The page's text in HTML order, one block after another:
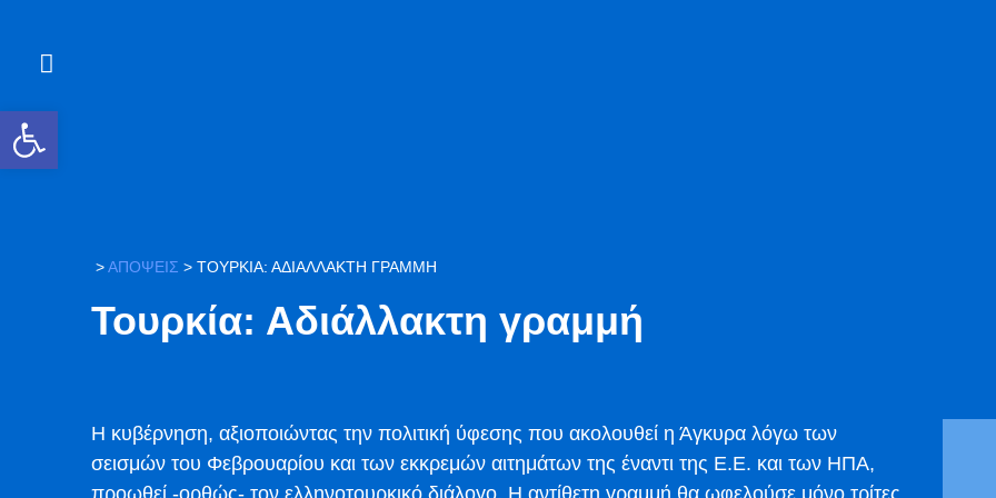
Ανοίξτε τη γραμμή εργαλείων
>ΑΠΟΨΕΙΣ > ΤΟΥΡΚΊΑ: ΑΔΙΆΛΛΑΚΤΗ ΓΡΑΜΜΉ
Τουρκία: Αδιάλλακτη γραμμή
Η κυβέρνηση, αξιοποιώντας την πολιτική ύφεσης που ακολουθεί η Άγκυρα λόγω των
σεισμών του Φεβρουαρίου και των εκκρεμών αιτημάτων της έναντι της Ε.Ε. και των ΗΠΑ,
προωθεί -ορθώς- τον ελληνοτουρκικό διάλογο. Η αντίθετη γραμμή θα ωφελούσε μόνο τρίτες